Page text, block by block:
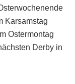
Karsamstag
Ostermontag
Derby in